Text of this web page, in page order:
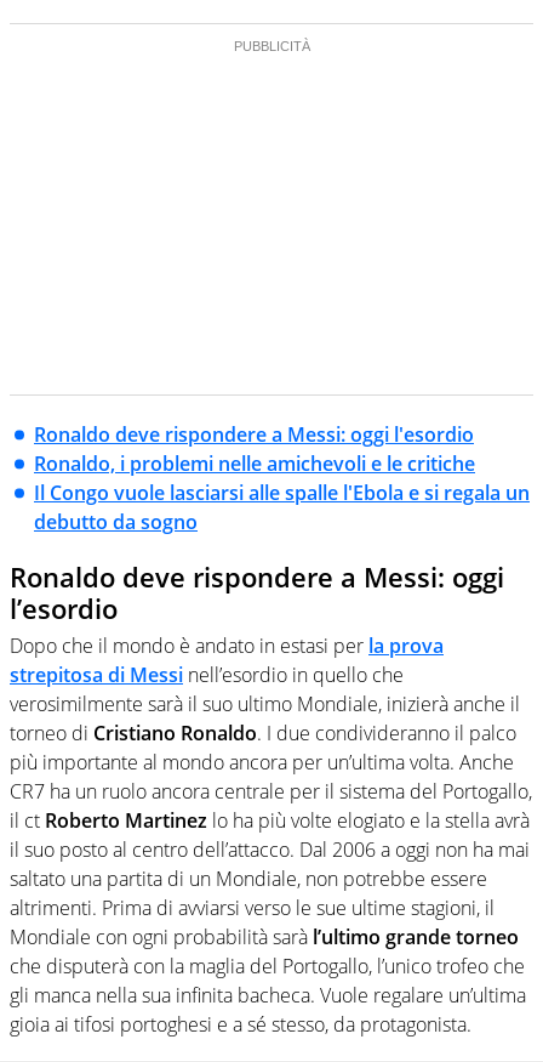
Ronaldo deve rispondere a Messi: oggi l'esordio
Ronaldo, i problemi nelle amichevoli e le critiche
Il Congo vuole lasciarsi alle spalle l'Ebola e si regala un
debutto da sogno
Ronaldo deve rispondere a Messi: oggi
l’esordio
Dopo che il mondo è andato in estasi per la prova
strepitosa di Messi nell’esordio in quello che
verosimilmente sarà il suo ultimo Mondiale, inizierà anche il
torneo di Cristiano Ronaldo. I due condivideranno il palco
più importante al mondo ancora per un’ultima volta. Anche
CR7 ha un ruolo ancora centrale per il sistema del Portogallo,
il ct Roberto Martinez lo ha più volte elogiato e la stella avrà
il suo posto al centro dell’attacco. Dal 2006 a oggi non ha mai
saltato una partita di un Mondiale, non potrebbe essere
altrimenti. Prima di avviarsi verso le sue ultime stagioni, il
Mondiale con ogni probabilità sarà l’ultimo grande torneo
che disputerà con la maglia del Portogallo, l’unico trofeo che
gli manca nella sua infinita bacheca. Vuole regalare un’ultima
gioia ai tifosi portoghesi e a sé stesso, da protagonista.